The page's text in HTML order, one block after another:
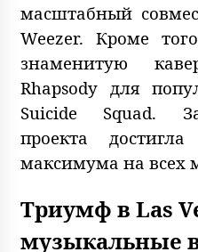
масштабный
Weezer. Кроме
знаменитую
Rhapsody для
Suicide Squad.
проекта
максимума на всех
Триумф в Las
музыкальные